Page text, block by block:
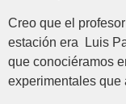
Creo que el
estación era Luis
que conociéramos
experimentales que